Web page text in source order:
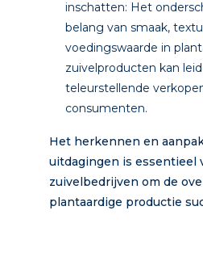
inschatten: Het
belang van smaak,
voedingswaarde in
zuivelproducten kan
teleurstellende
consumenten.
Het herkennen en
uitdagingen is essentieel
zuivelbedrijven om de
plantaardige productie